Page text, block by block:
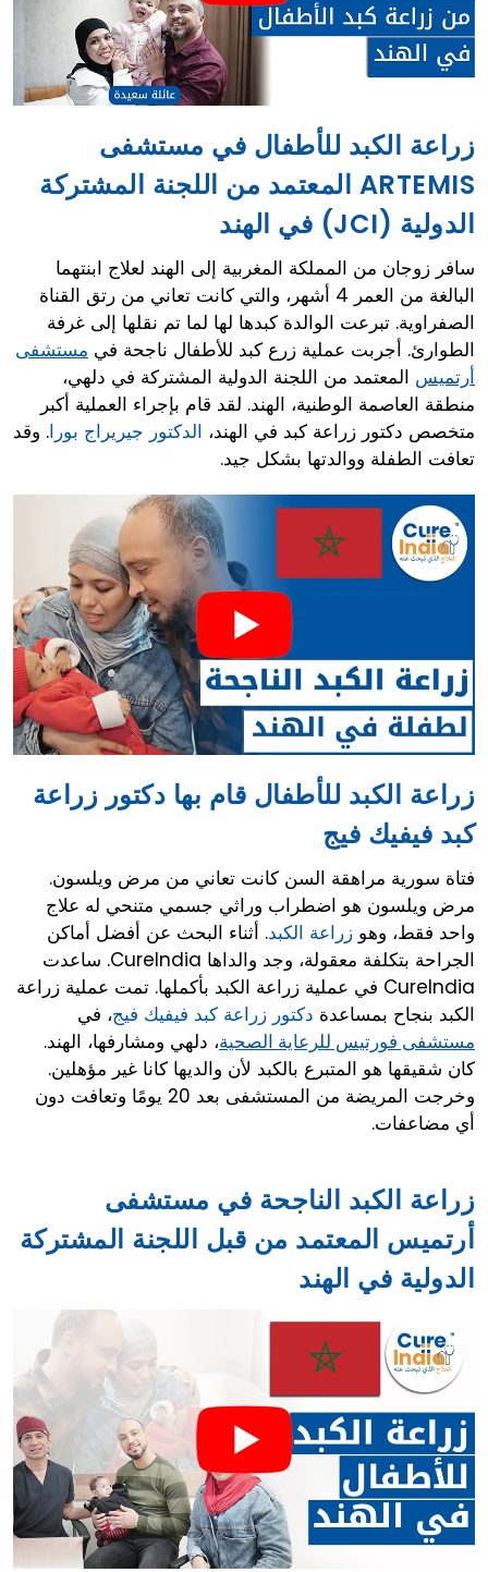
زراعة الكبد للأطفال في مستشفى
ARTEMIS المعتمد من اللجنة المشتركة
الدولية (JCI) في الهند
سافر زوجان من المملكة المغربية إلى الهند لعلاج ابنتهما
البالغة من العمر 4 أشهر، والتي كانت تعاني من رتق القناة
الصفراوية. تبرعت الوالدة كبدها لها لما تم نقلها إلى غرفة
الطوارئ. أجربت عملية زرع كبد للأطفال ناجحة في مستشفى
أرتميس المعتمد من اللجنة الدولية المشتركة في دلهي،
منطقة العاصمة الوطنية، الهند. لقد قام بإجراء العملية أكبر
متخصص دكتور زراعة كبد في الهند، الدكتور جيريراج بورا. وقد
تعافت الطفلة ووالدتها بشكل جيد.
زراعة الكبد للأطفال قام بها دكتور زراعة
كبد فيفيك فيج
فتاة سورية مراهقة السن كانت تعاني من مرض ويلسون.
مرض ويلسون هو اضطراب وراثي جسمي متنحي له علاج
واحد فقط، وهو زراعة الكبد. أثناء البحث عن أفضل أماكن
الجراحة بتكلفة معقولة، وجد والداها CureIndia. ساعدت
CureIndia في عملية زراعة الكبد بأكملها. تمت عملية زراعة
الكبد بنجاح بمساعدة دكتور زراعة كبد فيفيك فيج، في
مستشفى فورتيس للرعاية الصحية، دلهي ومشارفها، الهند.
كان شقيقها هو المتبرع بالكبد لأن والديها كانا غير مؤهلين.
وخرجت المريضة من المستشفى بعد 20 يومًا وتعافت دون
أي مضاعفات.
زراعة الكبد الناجحة في مستشفى
أرتميس المعتمد من قبل اللجنة المشتركة
الدولية في الهند